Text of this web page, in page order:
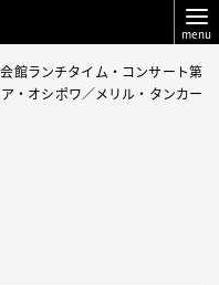
menu
会館ランチタイム・コンサート第
・オシポワ／メリル・タンカー